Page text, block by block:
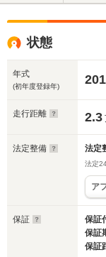
状態
年式
(初年度登録年)
走行距離 2.3
法定整備 法定
法定
ア
保証
保証
保証
保証